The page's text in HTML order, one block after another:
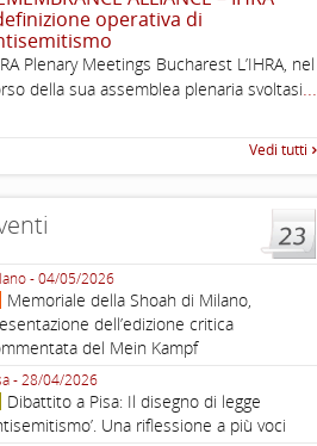
operativa di
Plenary Meetings Bucharest L’IHRA, nel
della sua assemblea plenaria svoltasi...
Vedi tutti
- 04/05/2026
Memoriale della Shoah di Milano,
dell’edizione critica
del Mein Kampf
- 28/04/2026
Dibattito a Pisa: Il disegno di legge
Una riflessione a più voci